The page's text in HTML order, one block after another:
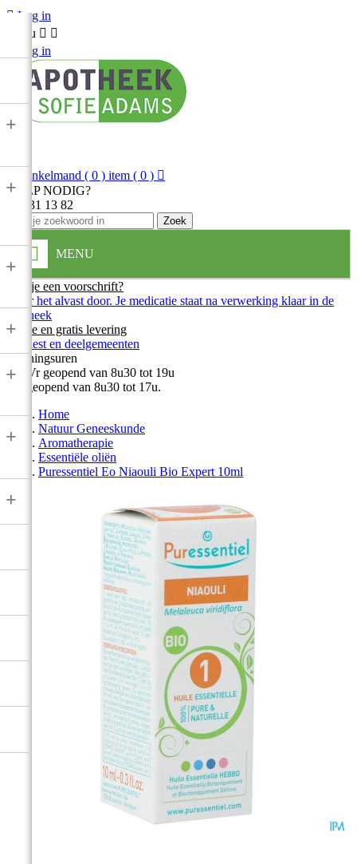
 Log in
Menu  
Log in
Winkelmand ( 0 ) item ( 0 ) 
HULP NODIG?
013 31 13 82
Zoek
MENU
+
+
+
+
+
+
+
Heb je een voorschrift?
Stuur het alvast door. Je medicatie staat na verwerking klaar in de
apotheek
Snelle en gratis levering
In Diest en deelgemeenten
Openingsuren
Ma-Vr geopend van 8u30 tot 19u
Zat geopend van 8u30 tot 17u.
Home
Natuur Geneeskunde
Aromatherapie
Essentiële oliën
Puressentiel Eo Niaouli Bio Expert 10ml